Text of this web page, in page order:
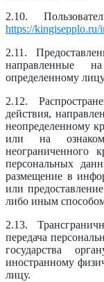
2.10.
https://kingisepplo.ru/
2.11.
направленные
определенному
2.12.
действия,
неопределенному
или на
неограниченного
персональных
размещение в
или
либо иным
2.13.
передача
государства
иностранному
лицу.